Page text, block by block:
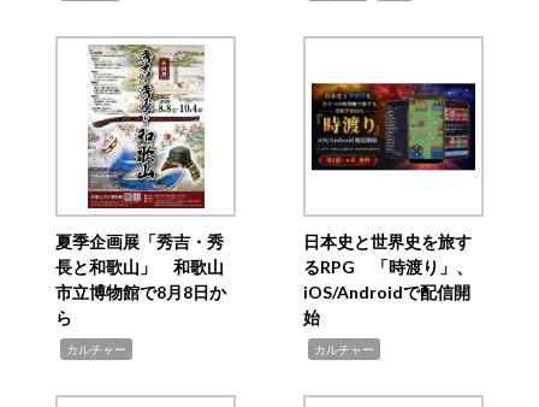
夏季企画展「秀吉・秀
長と和歌山」 和歌山
市立博物館で8月8日か
ら
カルチャー
日本史と世界史を旅す
るRPG 「時渡り」、
iOS/Androidで配信開
始
カルチャー